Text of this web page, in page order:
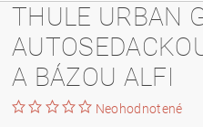
THULE URBAN
A BÁZOU ALFI
Neohodnotené